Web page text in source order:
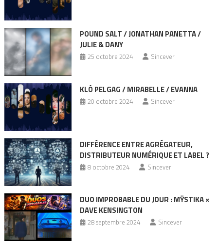
POUND SALT / JONATHAN PANETTA /
JULIE & DANY
25 octobre 2024 Sincever
KLÔ PELGAG / MIRABELLE / EVANNA
20 octobre 2024 Sincever
DIFFÉRENCE ENTRE AGRÉGATEUR,
DISTRIBUTEUR NUMÉRIQUE ET LABEL ?
8 octobre 2024 Sincever
DUO IMPROBABLE DU JOUR : MŸSTIKA ×
DAVE KENSINGTON
28 septembre 2024 Sincever